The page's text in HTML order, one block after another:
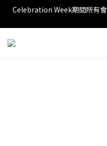
Celebration Week期間所有